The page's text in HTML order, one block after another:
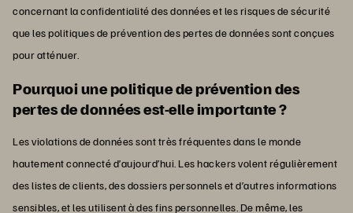
concernant la confidentialité des données et les risques de sécurité
que les politiques de prévention des pertes de données sont conçues
pour atténuer.
Pourquoi une politique de prévention des
pertes de données est-elle importante ?
Les violations de données sont très fréquentes dans le monde
hautement connecté d’aujourd’hui. Les hackers volent régulièrement
des listes de clients, des dossiers personnels et d’autres informations
sensibles, et les utilisent à des fins personnelles. De même, les